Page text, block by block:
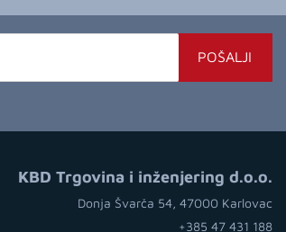
POŠALJI
KBD Trgovina i inženjering d.o.o.
Donja Švarča 54, 47000 Karlovac
+385 47 431 188